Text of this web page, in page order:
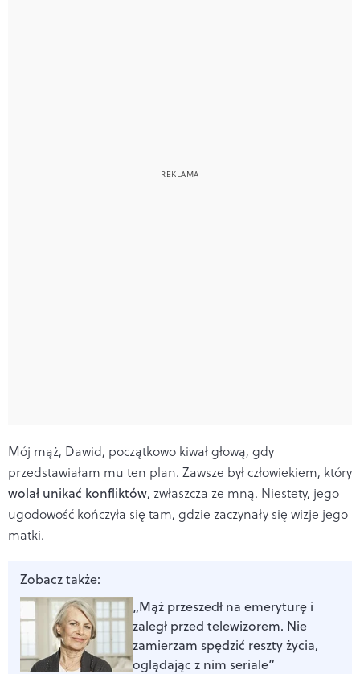
Mój mąż, Dawid, początkowo kiwał głową, gdy
przedstawiałam mu ten plan. Zawsze był człowiekiem, który
wolał unikać konfliktów, zwłaszcza ze mną. Niestety, jego
ugodowość kończyła się tam, gdzie zaczynały się wizje jego
matki.
Zobacz także:
„Mąż przeszedł na emeryturę i
zaległ przed telewizorem. Nie
zamierzam spędzić reszty życia,
oglądając z nim seriale”